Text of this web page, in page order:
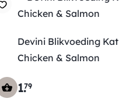
Devini Blikvoeding Kat
Chicken & Salmon
1.79